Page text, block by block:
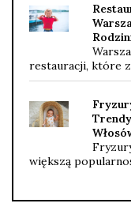
restauracji, które
większą